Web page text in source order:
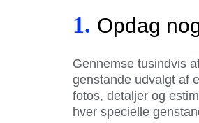
1. Opdag
Gennemse tusindvis
genstande udvalgt af
fotos, detaljer og
hver specielle